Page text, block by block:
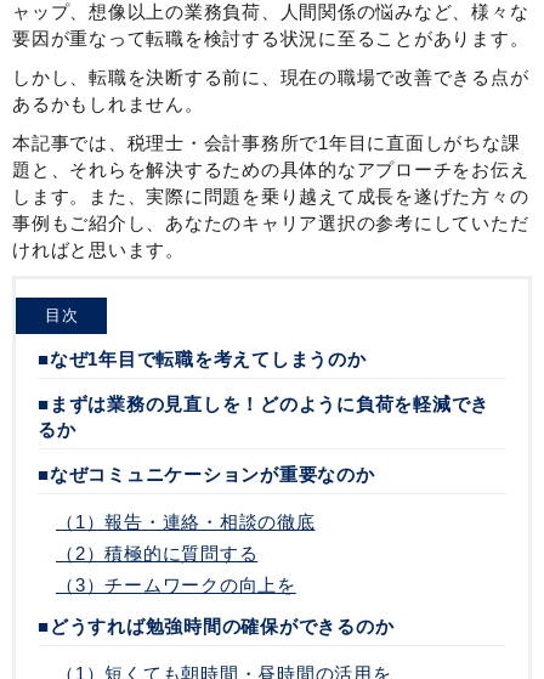
ャップ、想像以上の業務負荷、人間関係の悩みなど、様々な
要因が重なって転職を検討する状況に至ることがあります。
しかし、転職を決断する前に、現在の職場で改善できる点が
あるかもしれません。
本記事では、税理士・会計事務所で1年目に直面しがちな課
題と、それらを解決するための具体的なアプローチをお伝え
します。また、実際に問題を乗り越えて成長を遂げた方々の
事例もご紹介し、あなたのキャリア選択の参考にしていただ
ければと思います。
目次
■なぜ1年目で転職を考えてしまうのか
■まずは業務の見直しを！どのように負荷を軽減でき
るか
■なぜコミュニケーションが重要なのか
（1）報告・連絡・相談の徹底
（2）積極的に質問する
（3）チームワークの向上を
■どうすれば勉強時間の確保ができるのか
（1）短くても朝時間・昼時間の活用を